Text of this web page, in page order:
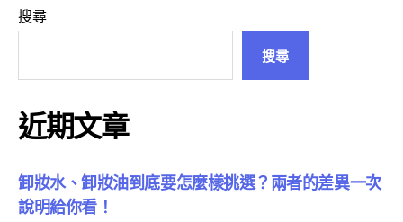
搜尋
搜尋
近期文章
卸妝水、卸妝油到底要怎麼樣挑選？兩者的差異一次
說明給你看！